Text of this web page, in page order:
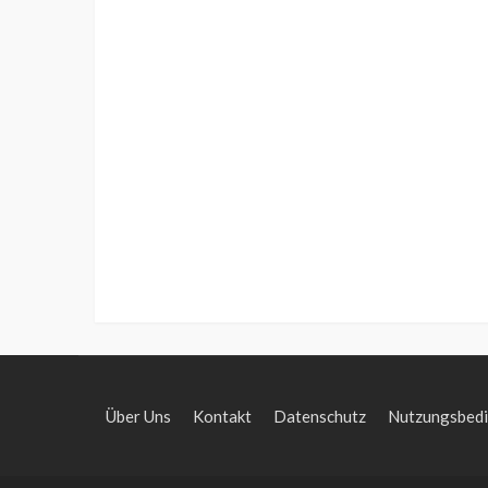
Über Uns Kontakt Datenschutz